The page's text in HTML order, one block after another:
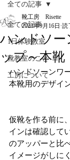
全ての記事
1日体験教室
靴教室のこと
工房について
全ての記事
ハンドソー
ップ～本靴
靴工房 Risette
2023年9月16日 読
ハンドソーンワ
本靴用のデザイ
仮靴を作る前に
インは確認して
のアッパーと比
イメージがしに